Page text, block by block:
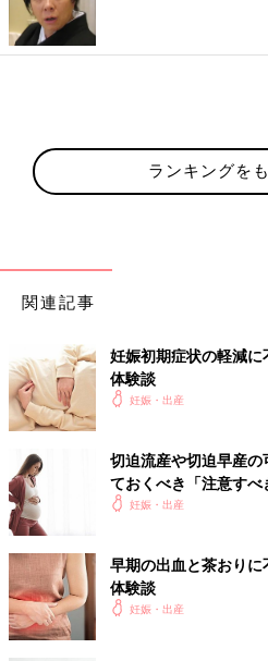
ランキングを
関連記事
妊娠初期症状の軽減に
体験談
妊娠・出産
切迫流産や切迫早産
ておくべき「注意すべ
妊娠・出産
早期の出血と茶おりに
体験談
妊娠・出産